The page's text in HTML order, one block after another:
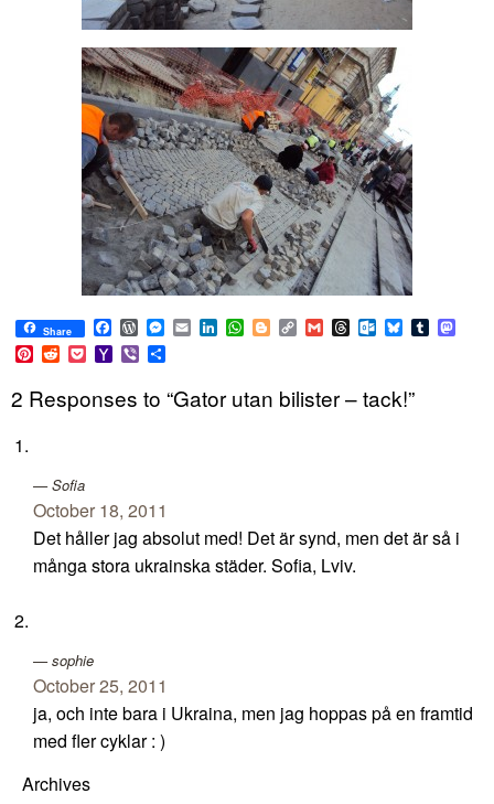
Share Facebook
WordPress
Messenger
EmailLinkedIn
WhatsApp
BloggerCopy
Link
GmailThreadsOutlook.com
BlueskyTumblr
Pinterest
RedditPocketYahoo
Mail
Viber
2 Responses to “Gator utan bilister – tack!”
Sofia
October 18, 2011
Det håller jag absolut med! Det är synd, men det är så i
många stora ukrainska städer. Sofia, Lviv.
sophie
October 25, 2011
ja, och inte bara i Ukraina, men jag hoppas på en framtid
med fler cyklar : )
Archives